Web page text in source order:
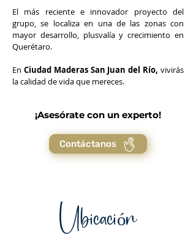
El más reciente e innovador proyecto del
grupo, se localiza en una de las zonas con
mayor desarrollo, plusvalía y crecimiento en
Querétaro.
En Ciudad Maderas San Juan del Río, vivirás
la calidad de vida que mereces.
¡Asesórate con un experto!
Contáctanos
Ubicación